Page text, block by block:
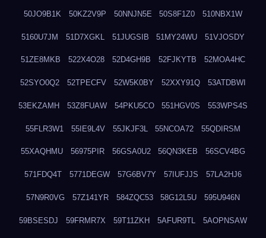
50JO9B1K 50KZ2V9P 50NNJN5E 50S8F1Z0 510NBX1W
5160U7JM 51D7XGKL 51JUGSIB 51MY24WU 51VJOSDY
51ZE8MKB 522X4O28 52D4GH9B 52FJKYTB 52MOA4HC
52SYO0Q2 52TPECFV 52W5K0BY 52XXY91Q 53ATDBWI
53EKZAMH 53Z8FUAW 54PKU5CO 551HGV0S 553WPS4S
55FLR3W1 55IE9L4V 55JKJF3L 55NCOA72 55QDIRSM
55XAQHMU 56975PIR 56GSA0U2 56QN3KEB 56SCV4BG
571FDQ4T 5771DEGW 57G6BV7Y 57IUFJJS 57LA2HJ6
57N9R0VG 57Z141YR 584ZQC53 58G12L5U 595U946N
59BSESDJ 59FRMR7X 59T11ZKH 5AFUR9TL 5AOPNSAW